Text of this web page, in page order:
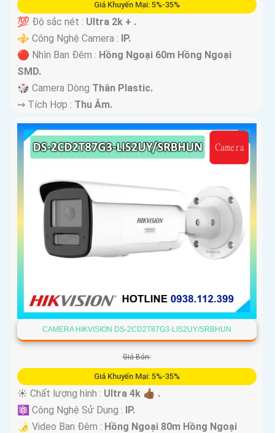
Giá Khuyến Mại: 5%-35%
💯 Độ sắc nét : Ultra 2k + .
⚜️ Công Nghệ Camera : IP.
🔴 Nhìn Ban Đêm : Hồng Ngoại 60m Hồng Ngoại
SMD.
🎲 Camera Dòng Thân Plastic.
️⇝ Tích Hợp : Thu Âm.
CAMERA HIKVISION DS-2CD2T87G3-LIS2UY/SRBHUN
Giá Bán:
Giá Khuyến Mại: 5%-35%
☀️ Chất lượng hình : Ultra 4k 👍🏾 .
⚛️ Công Nghệ Sử Dụng : IP.
🌛 Video Ban Đêm : Hồng Ngoại 80m Hồng Ngoại